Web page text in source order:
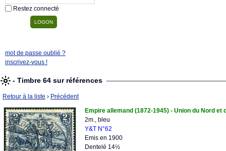
Restez connecté
mot de passe oublié ?
inscrivez-vous !
- Timbre 64 sur références
Retour à la liste › Précédent
Empire allemand (1872-1945) - Union du Nord
2m., bleu
Y&T N°62
Emis en 1900
Dentelé 14½